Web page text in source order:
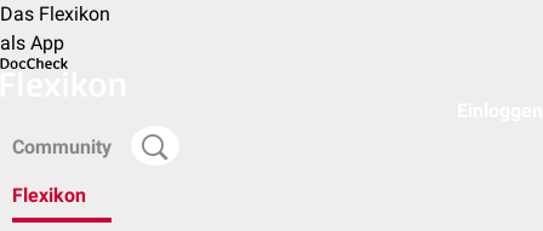
Das Flexikon
als App
Community
Flexikon